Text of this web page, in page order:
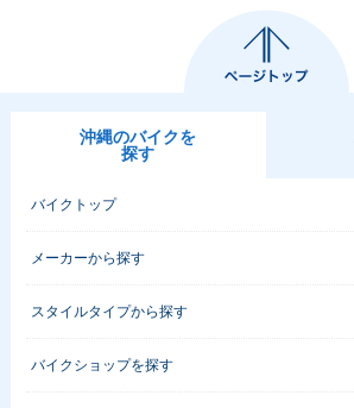
2010年 GSX-R100
0 25th Anniversary
Model・特別・限定
2009年 GSX-R100
ンジ
沖縄のバイクを
探す
バイクトップ
メーカーから探す
スタイルタイプから探す
バイクショップを探す